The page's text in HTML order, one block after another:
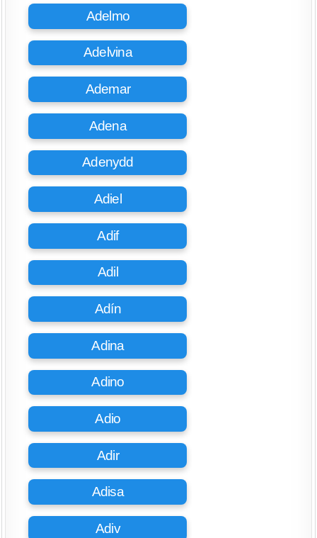
Adelmo
Adelvina
Ademar
Adena
Adenydd
Adiel
Adif
Adil
Adín
Adina
Adino
Adio
Adir
Adisa
Adiv